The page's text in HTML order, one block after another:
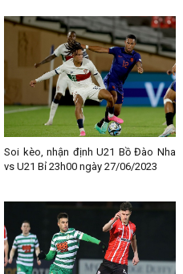
Soi kèo, nhận định U21 Bồ Đào Nha
vs U21 Bỉ 23h00 ngày 27/06/2023